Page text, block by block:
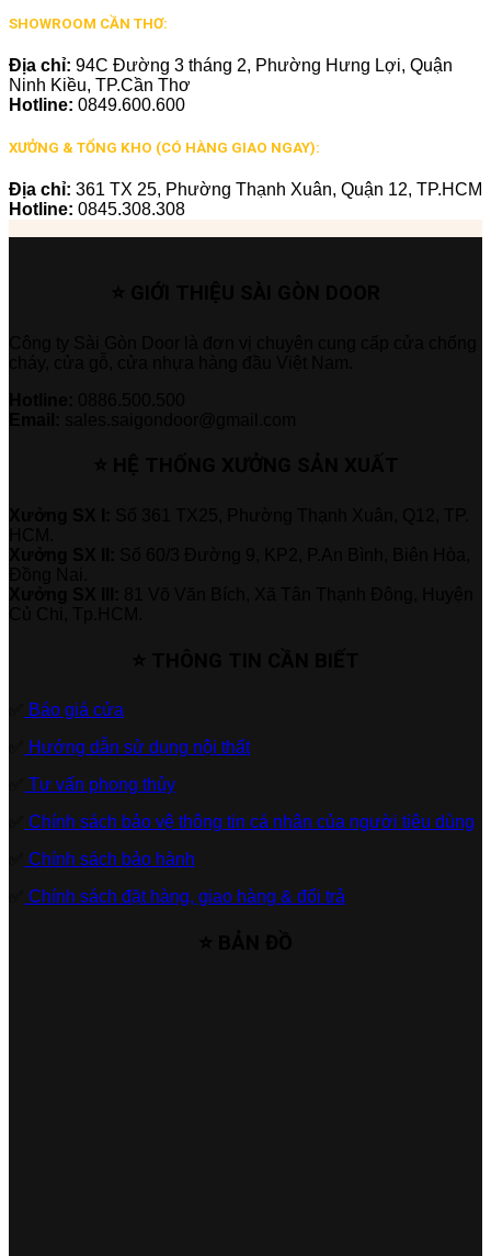
SHOWROOM CẦN THƠ:
Địa chỉ: 94C Đường 3 tháng 2, Phường Hưng Lợi, Quận
Ninh Kiều, TP.Cần Thơ
Hotline: 0849.600.600
XƯỞNG & TỔNG KHO (CÓ HÀNG GIAO NGAY):
Địa chỉ: 361 TX 25, Phường Thạnh Xuân, Quận 12, TP.HCM
Hotline: 0845.308.308
Báo giá cửa
Hướng dẫn sử dụng nội thất
Tư vấn phong thủy
Chính sách bảo vệ thông tin cá nhân của người tiêu dùng
Chính sách bảo hành
Chính sách đặt hàng, giao hàng & đổi trả